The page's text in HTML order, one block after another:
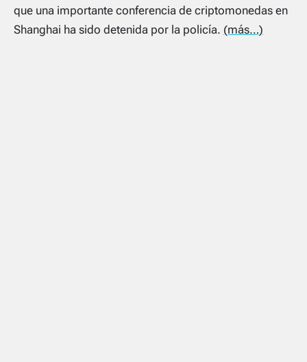
que una importante conferencia de criptomonedas en
Shanghai ha sido detenida por la policía. (más…)